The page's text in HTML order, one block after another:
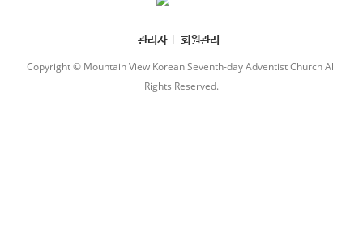
관리자 회원관리
Copyright © Mountain View Korean Seventh-day Adventist Church All
Rights Reserved.